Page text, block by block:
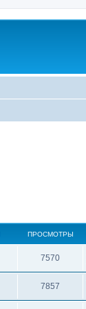
ПРОСМОТРЫ
7570
7857